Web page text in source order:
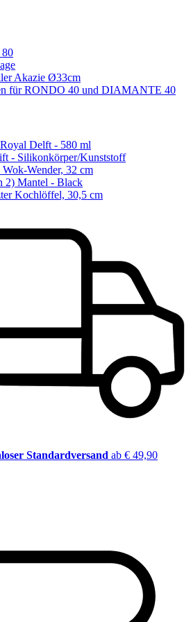
80
Akazie Ø33cm
für RONDO 40 und DIAMANTE 40
Delft - 580 ml
- Silikonkörper/Kunststoff
Wender, 32 cm
2) Mantel - Black
Kochlöffel, 30,5 cm
Standardversand ab € 49,90